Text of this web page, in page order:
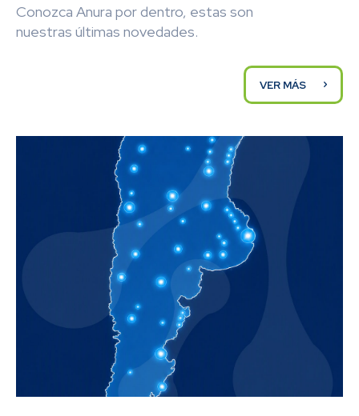
Conozca Anura por dentro, estas son
nuestras últimas novedades.
VER MÁS